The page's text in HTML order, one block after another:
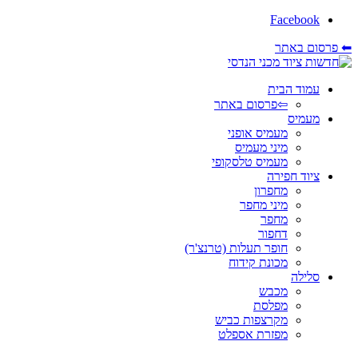
Facebook
⬅ פרסום באתר
עמוד הבית
⇦פרסום באתר
מעמיס
מעמיס אופני
מיני מעמיס
מעמיס טלסקופי
ציוד חפירה
מחפרון
מיני מחפר
מחפר
דחפור
חופר תעלות (טרנצ'ר)
מכונת קידוח
סלילה
מכבש
מפלסת
מקרצפות כביש
מפזרת אספלט